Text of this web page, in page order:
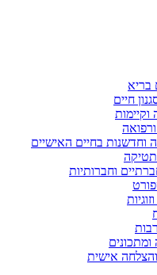
בריא
חיים
וקיימות
וחדשנות בחיים האישיים
וחברותיות
ומתכונים
אישית